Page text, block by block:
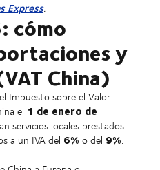
Express.
cómo
y
China)
Impuesto sobre el Valor
el 1 de enero de
servicios locales prestados
a un IVA del 6% o del 9%.